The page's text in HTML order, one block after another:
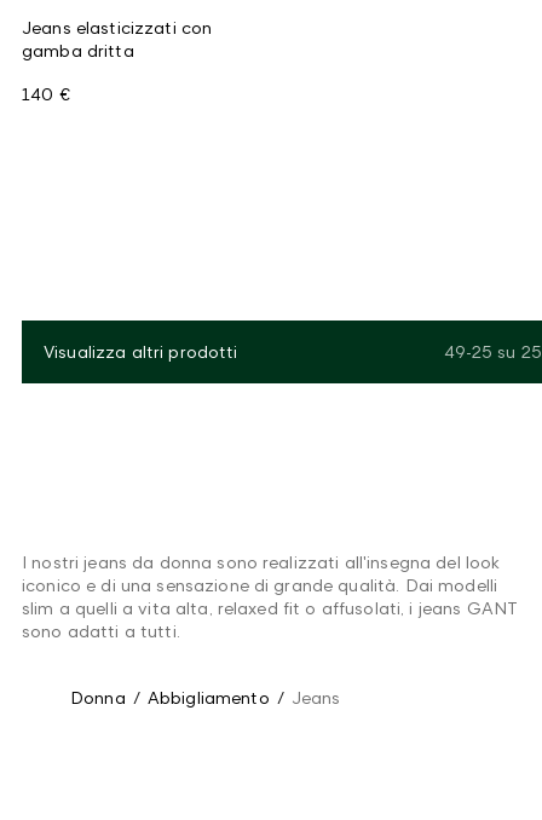
Jeans elasticizzati con
gamba dritta
140 €
Visualizza altri prodotti 49-25 su 25
I nostri jeans da donna sono realizzati all'insegna del look
iconico e di una sensazione di grande qualità. Dai modelli
slim a quelli a vita alta, relaxed fit o affusolati, i jeans GANT
sono adatti a tutti.
Donna / Abbigliamento / Jeans